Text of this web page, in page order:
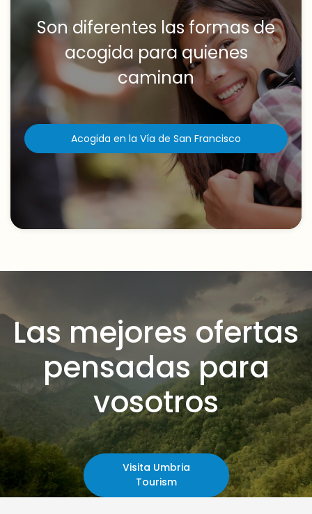
Son diferentes las formas de
acogida para quienes
caminan
Acogida en la Vía de San Francisco
Las mejores ofertas
pensadas para
vosotros
Visita Umbria
Tourism